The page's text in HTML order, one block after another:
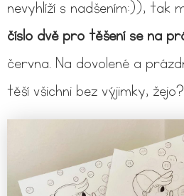
nevyhlíží s nadšením:)), tak
číslo dvě pro těšení se na
června. Na dovolené a
těší všichni bez výjimky, žejo?